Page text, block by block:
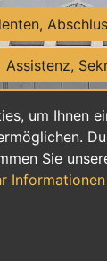
um Ihnen
Sie
Informationen
Assistenz,
und
duale